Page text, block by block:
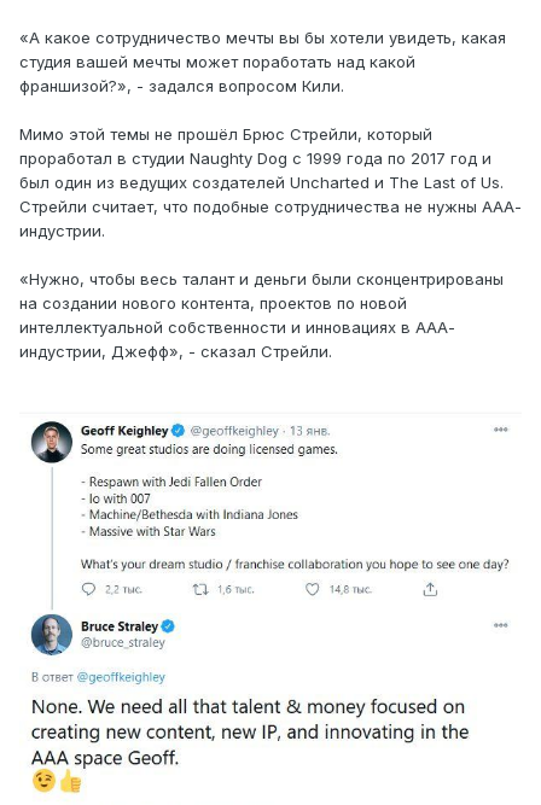
«А какое сотрудничество мечты вы бы хотели увидеть, какая
студия вашей мечты может поработать над какой
франшизой?», - задался вопросом Кили.
Мимо этой темы не прошёл Брюс Стрейли, который
проработал в студии Naughty Dog с 1999 года по 2017 год и
был один из ведущих создателей Uncharted и The Last of Us.
Стрейли считает, что подобные сотрудничества не нужны ААА-
индустрии.
«Нужно, чтобы весь талант и деньги были сконцентрированы
на создании нового контента, проектов по новой
интеллектуальной собственности и инновациях в ААА-
индустрии, Джефф», - сказал Стрейли.